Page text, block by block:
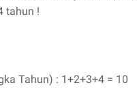
tahun !
Tahun) : 1+2+3+4 = 10